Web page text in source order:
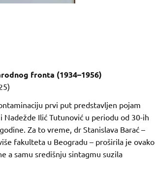
fronta (1934–1956)
prvi put predstavljen pojam
Ilić Tutunović u periodu od 30-ih
Za to vreme, dr Stanislava Barać –
fakulteta u Beogradu – proširila je ovako
a samu središnju sintagmu suzila